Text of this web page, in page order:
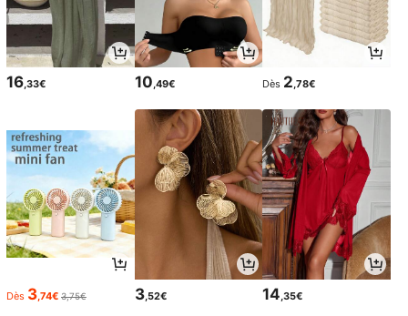
16,33€ 10,49€ Dès 2,78€
Dès 3,74€ 3,75€ 3,52€ 14 ,35€